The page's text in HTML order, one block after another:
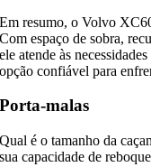
Em resumo, o Volvo
Com espaço de sobra,
ele atende às
opção confiável para
Porta-malas
Qual é o tamanho da
sua capacidade de